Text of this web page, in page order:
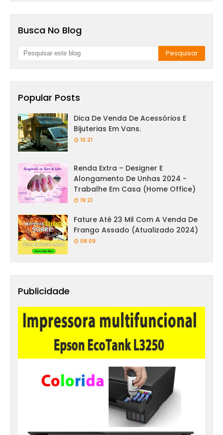
Busca No Blog
Popular Posts
Dica De Venda De Acessórios E
Bijuterias Em Vans.
10:21
Renda Extra – Designer E
Alongamento De Unhas 2024 -
Trabalhe Em Casa (Home Office)
19:21
Fature Até 23 Mil Com A Venda De
Frango Assado (Atualizado 2024)
08:09
Publicidade